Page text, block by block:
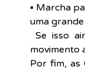
▪ Marcha
uma
Se isso
movimento
Por fim, as